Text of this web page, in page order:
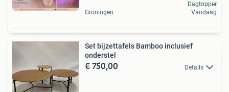
Groningen
Dagtopper
Vandaag
Set bijzettafels Bamboo inclusief
onderstel
€ 750,00 Details